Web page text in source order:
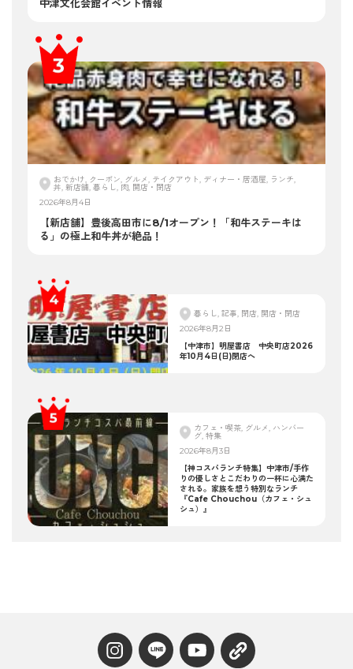
中津文化会館イベント情報
おでかけ, クーポン, グルメ, テイクアウト, ディナー・居酒屋, ランチ,
丼, 新店舗, 暮らし, 肉, 開店・閉店
2026年8月4日
【新店舗】豊後高田市に8/1オープン！「和牛ステーキは
る」の極上和牛丼が絶品！
暮らし, 記事, 閉店, 開店・閉店
2026年8月2日
【中津市】明屋書店 中央町店2026
年10月4日(日)閉店へ
カフェ・喫茶, グルメ, ハンバー
グ, 特集
2026年8月3日
【神コスパランチ特集】中津市/手作
りの優しさとこだわりの一杯に心満た
される。家族を想う特別なランチ
『Cafe Chouchou（カフェ・シュ
シュ）』